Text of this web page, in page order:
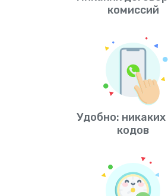
комиссий
Удобно: никаких
кодов